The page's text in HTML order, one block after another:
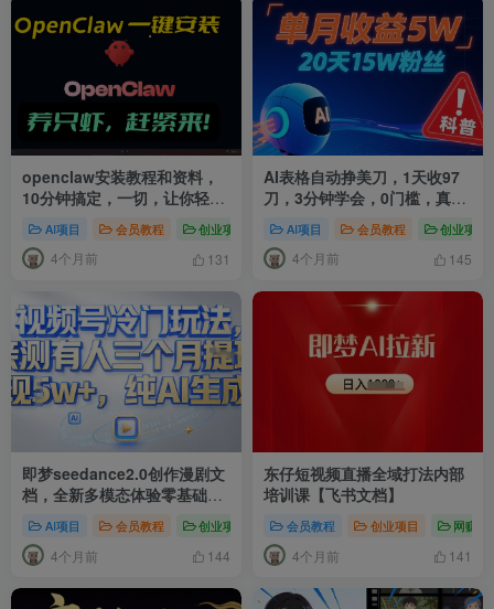
openclaw安装教程和资料，
10分钟搞定，一切，让你轻松
AI项目 会员教程 创业项目 # OpenClaw部署 # AI自动化工具
4个月前 131
AI表格自动挣美刀，1天收97
刀，3分钟学会，0门槛，真正
AI项目 会员教程 创业项目
4个月前 145
即梦seedance2.0创作漫剧文
档，全新多模态体验零基础教
学，让你一次性学会做动漫视
频 AI项目 会员教程 创业项目 # AI漫剧制作 # 多模态视频生成 # 即
4个月前 144
东仔短视频直播全域打法内部
培训课【飞书文档】
会员教程 创业项目 网赚项
4个月前 141